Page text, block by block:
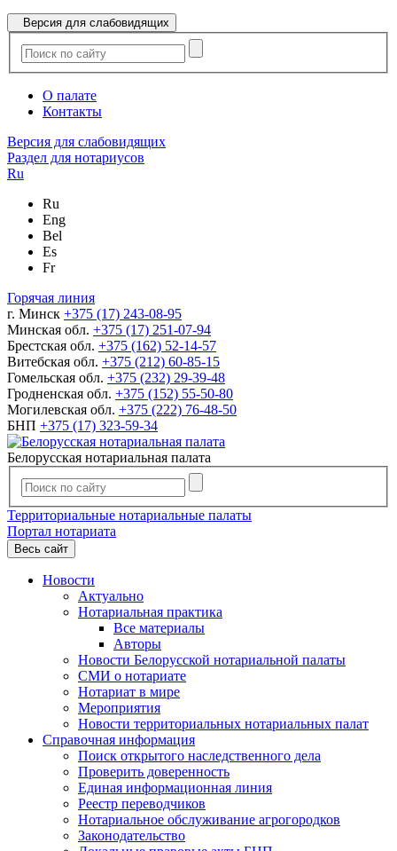
Версия для слабовидящих
О палате
Контакты
Версия для слабовидящих
Раздел для нотариусов
Ru
Ru
Eng
Bel
Es
Fr
Горячая линия
г. Минск +375 (17) 243-08-95
Минская обл. +375 (17) 251-07-94
Брестская обл. +375 (162) 52-14-57
Витебская обл. +375 (212) 60-85-15
Гомельская обл. +375 (232) 29-39-48
Гродненская обл. +375 (152) 55-50-80
Могилевская обл. +375 (222) 76-48-50
БНП +375 (17) 323-59-34
Белорусская нотариальная палата
Территориальные нотариальные палаты
Портал нотариата
Весь сайт
Новости
Актуально
Нотариальная практика
Все материалы
Авторы
Новости Белорусской нотариальной палаты
СМИ о нотариате
Нотариат в мире
Мероприятия
Новости территориальных нотариальных палат
Справочная информация
Поиск открытого наследственного дела
Проверить доверенность
Единая информационная линия
Реестр переводчиков
Нотариальное обслуживание агрогородков
Законодательство